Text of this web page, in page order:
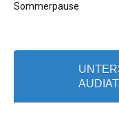
Sommerpause